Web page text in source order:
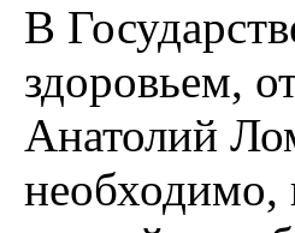
В
здоровьем,
Анатолий
необходимо,